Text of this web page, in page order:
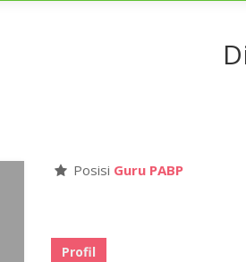
Posisi Guru PABP
Profil